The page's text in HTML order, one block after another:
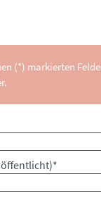
(*) markierten
*